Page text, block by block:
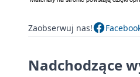
Zaobserwuj nas!
Nadchodzące